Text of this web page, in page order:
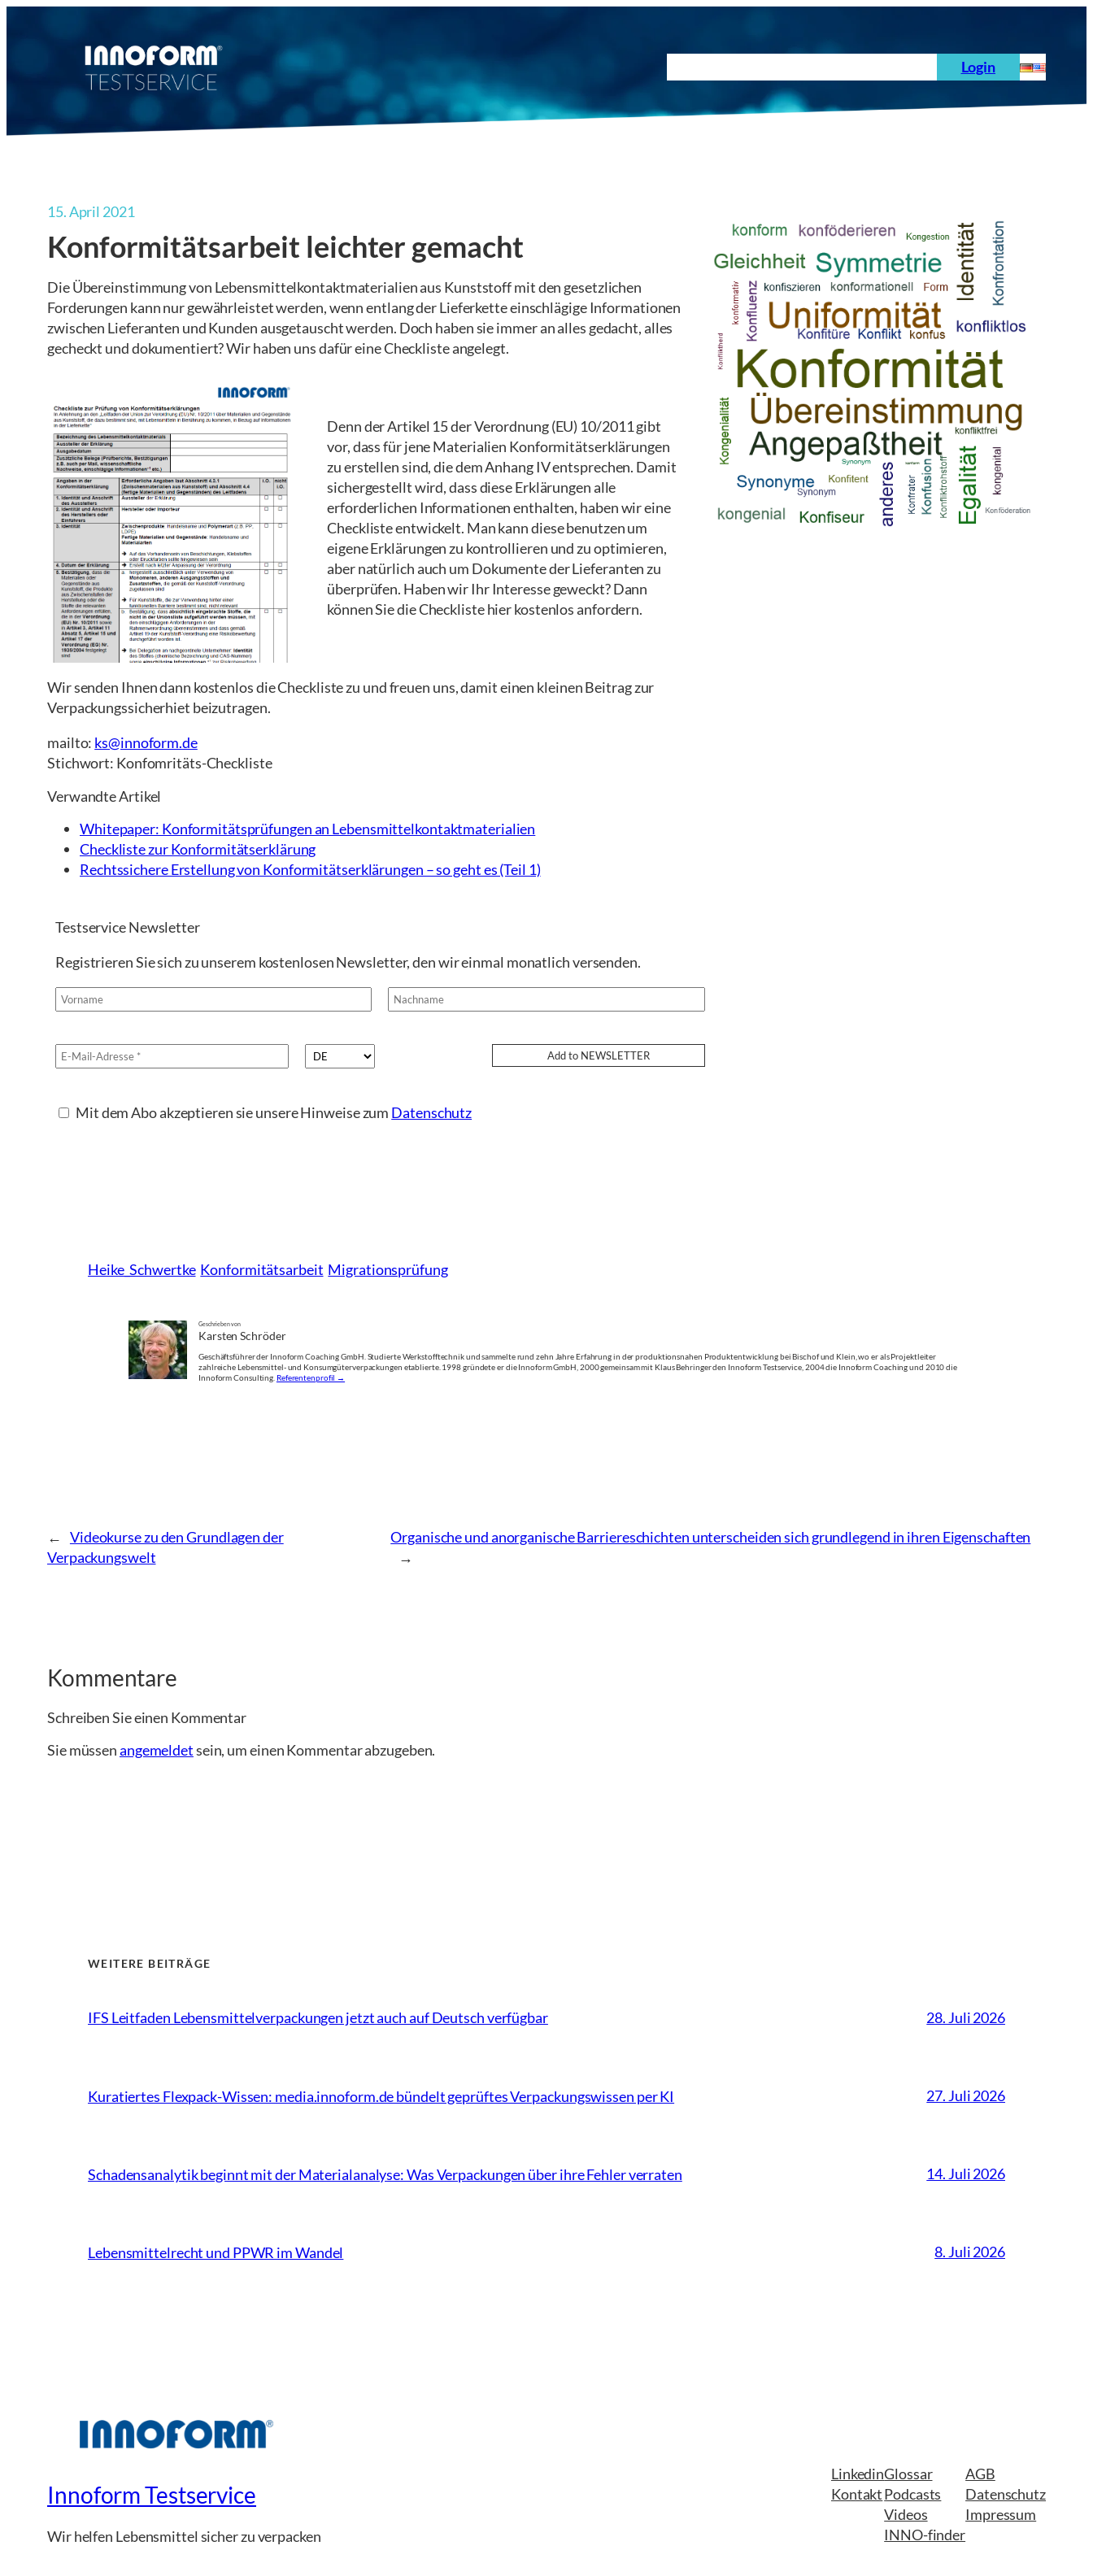
Login
15. April 2021
Konformitätsarbeit leichter gemacht
Die Übereinstimmung von Lebensmittelkontaktmaterialien aus Kunststoff mit den gesetzlichen
Forderungen kann nur gewährleistet werden, wenn entlang der Lieferkette einschlägige Informationen
zwischen Lieferanten und Kunden ausgetauscht werden. Doch haben sie immer an alles gedacht, alles
gecheckt und dokumentiert? Wir haben uns dafür eine Checkliste angelegt.
Denn der Artikel 15 der Verordnung (EU) 10/2011 gibt
vor, dass für jene Materialien Konformitätserklärungen
zu erstellen sind, die dem Anhang IV entsprechen. Damit
sichergestellt wird, dass diese Erklärungen alle
erforderlichen Informationen enthalten, haben wir eine
Checkliste entwickelt. Man kann diese benutzen um
eigene Erklärungen zu kontrollieren und zu optimieren,
aber natürlich auch um Dokumente der Lieferanten zu
überprüfen. Haben wir Ihr Interesse geweckt? Dann
können Sie die Checkliste hier kostenlos anfordern.
Wir senden Ihnen dann kostenlos die Checkliste zu und freuen uns, damit einen kleinen Beitrag zur
Verpackungssicherhiet beizutragen.
mailto: ks@innoform.de
Stichwort: Konfomritäts-Checkliste
Verwandte Artikel
Whitepaper: Konformitätsprüfungen an Lebensmittelkontaktmaterialien
Checkliste zur Konformitätserklärung
Rechtssichere Erstellung von Konformitätserklärungen – so geht es (Teil 1)
Testservice Newsletter
Registrieren Sie sich zu unserem kostenlosen Newsletter, den wir einmal monatlich versenden.
Mit dem Abo akzeptieren sie unsere Hinweise zum Datenschutz
Heike_Schwertke Konformitätsarbeit Migrationsprüfung
Geschrieben von
Karsten Schröder
Geschäftsführer der Innoform Coaching GmbH. Studierte Werkstofftechnik und sammelte rund zehn Jahre Erfahrung in der produktionsnahen Produktentwicklung bei Bischof und Klein, wo er als Projektleiter
zahlreiche Lebensmittel- und Konsumgüterverpackungen etablierte. 1998 gründete er die Innoform GmbH, 2000 gemeinsam mit Klaus Behringer den Innoform Testservice, 2004 die Innoform Coaching und 2010 die
Innoform Consulting. Referentenprofil →
← Videokurse zu den Grundlagen der
Verpackungswelt
Organische und anorganische Barriereschichten unterscheiden sich grundlegend in ihren Eigenschaften
→
Kommentare
Schreiben Sie einen Kommentar
Sie müssenangemeldetsein, um einen Kommentar abzugeben.
WEITERE BEITRÄGE
IFS Leitfaden Lebensmittelverpackungen jetzt auch auf Deutsch verfügbar 28. Juli 2026
Kuratiertes Flexpack-Wissen: media.innoform.de bündelt geprüftes Verpackungswissen per KI 27. Juli 2026
Schadensanalytik beginnt mit der Materialanalyse: Was Verpackungen über ihre Fehler verraten 14. Juli 2026
Lebensmittelrecht und PPWR im Wandel 8. Juli 2026
Innoform Testservice
Wir helfen Lebensmittel sicher zu verpacken
Linkedin
Kontakt
Glossar
Podcasts
Videos
INNO-finder
AGB
Datenschutz
Impressum